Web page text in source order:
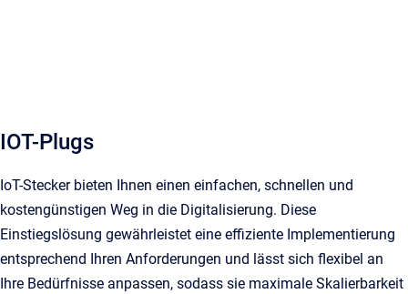
IOT-Plugs
IoT-Stecker bieten Ihnen einen einfachen, schnellen und
kostengünstigen Weg in die Digitalisierung. Diese
Einstiegslösung gewährleistet eine effiziente Implementierung
entsprechend Ihren Anforderungen und lässt sich flexibel an
Ihre Bedürfnisse anpassen, sodass sie maximale Skalierbarkeit